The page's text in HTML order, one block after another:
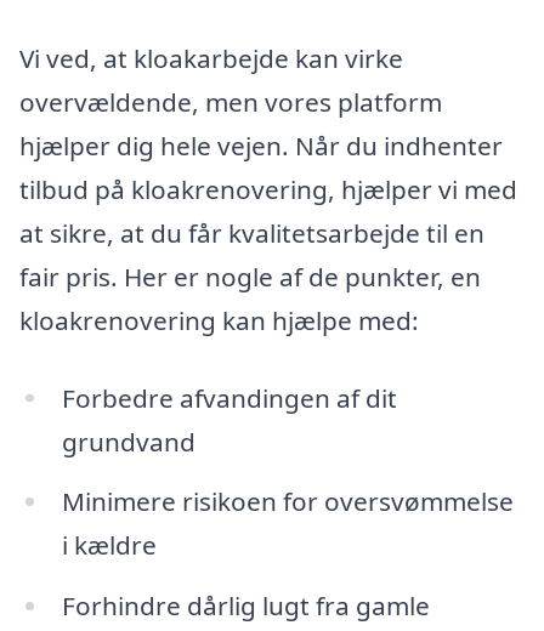
Vi ved, at kloakarbejde kan virke
overvældende, men vores platform
hjælper dig hele vejen. Når du indhenter
tilbud på kloakrenovering, hjælper vi med
at sikre, at du får kvalitetsarbejde til en
fair pris. Her er nogle af de punkter, en
kloakrenovering kan hjælpe med:
Forbedre afvandingen af dit
grundvand
Minimere risikoen for oversvømmelse
i kældre
Forhindre dårlig lugt fra gamle